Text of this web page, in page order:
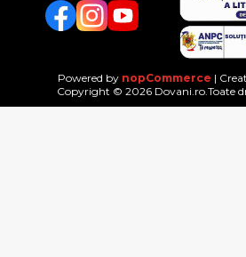
FacebookTwitterYouTube
Powered by nopCommerce |
Copyright © 2026 Dovani.ro.Toate